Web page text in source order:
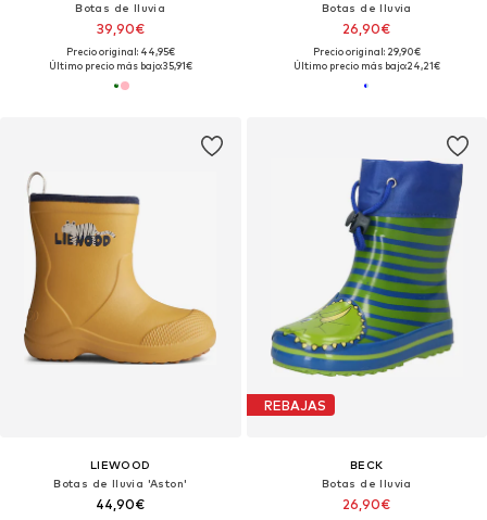
Botas de lluvia
39,90€
Precio original: 44,95€
Último precio más bajo:35,91€
Botas de lluvia
26,90€
Precio original: 29,90€
Último precio más bajo:24,21€
LIEWOOD
Botas de lluvia 'Aston'
44,90€
REBAJAS
BECK
Botas de lluvia
26,90€